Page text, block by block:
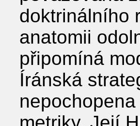
doktrinálního
anatomii
připomíná
Íránská